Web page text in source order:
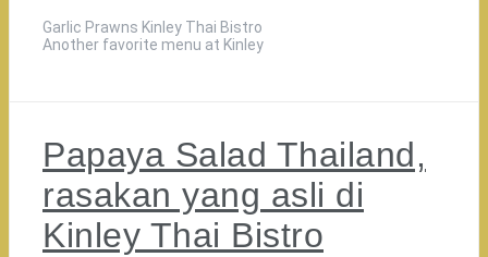
Garlic Prawns Kinley Thai Bistro
Another favorite menu at Kinley
Papaya Salad Thailand,
rasakan yang asli di
Kinley Thai Bistro